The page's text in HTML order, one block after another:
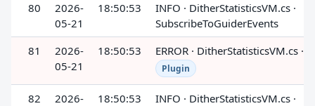
80
2026-
05-21
18:50:53
INFO · DitherStatisticsVM.cs ·
SubscribeToGuiderEvents
81
2026-
05-21
18:50:53 ERROR · DitherStatisticsVM.cs ·
Plugin
82
2026-
18:50:53
INFO · DitherStatisticsVM.cs ·